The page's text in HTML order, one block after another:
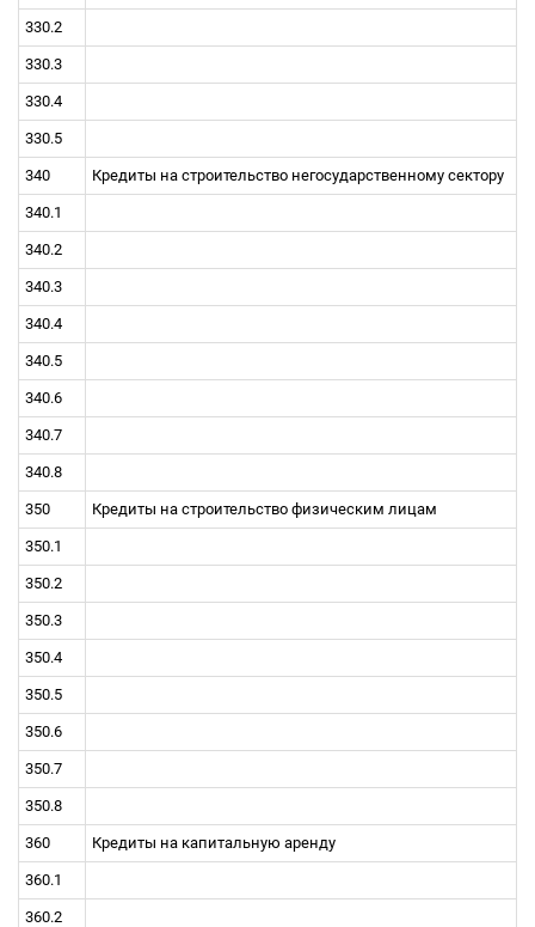
330.2
330.3
330.4
330.5
340 Кредиты на строительство негосударственному сектору
340.1
340.2
340.3
340.4
340.5
340.6
340.7
340.8
350 Кредиты на строительство физическим лицам
350.1
350.2
350.3
350.4
350.5
350.6
350.7
350.8
360 Кредиты на капитальную аренду
360.1
360.2